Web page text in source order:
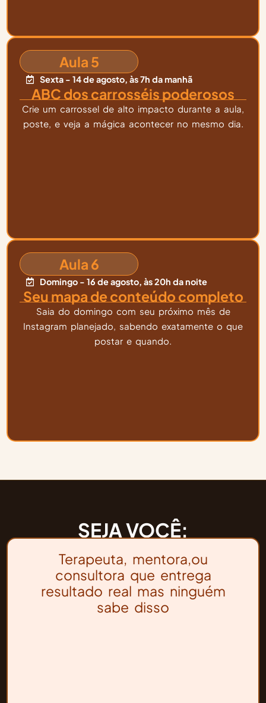
Aula 5
Sexta - 14 de agosto, às 7h da manhã
ABC dos carrosséis poderosos
Crie um carrossel de alto impacto durante a aula,
poste, e veja a mágica acontecer no mesmo dia.
Aula 6
Domingo - 16 de agosto, às 20h da noite
Seu mapa de conteúdo completo
Saia do domingo com seu próximo mês de
Instagram planejado, sabendo exatamente o que
postar e quando.
SEJA VOCÊ:
Terapeuta, mentora,ou
consultora que entrega
resultado real mas ninguém
sabe disso